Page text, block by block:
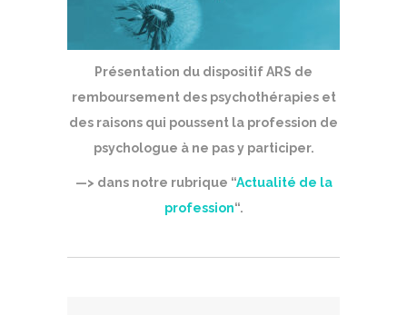
Présentation du dispositif ARS de
remboursement des psychothérapies et
des raisons qui poussent la profession de
psychologue à ne pas y participer.
—> dans notre rubrique “Actualité de la
profession“.